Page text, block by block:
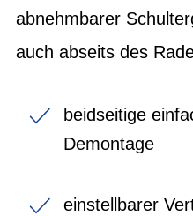
abnehmbarer
auch abseits des
beidseitige
Demontage
einstellbarer